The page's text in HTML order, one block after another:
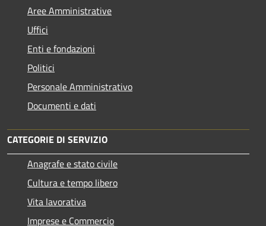
Aree Amministrative
Uffici
Enti e fondazioni
Politici
Personale Amministrativo
Documenti e dati
CATEGORIE DI SERVIZIO
Anagrafe e stato civile
Cultura e tempo libero
Vita lavorativa
Imprese e Commercio